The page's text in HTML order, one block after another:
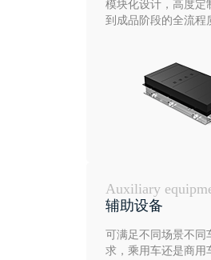
模块化设计，高度定
到成品阶段的全流程
Auxiliary
辅助设备
可满足不同场景不同
求，乘用车还是商用